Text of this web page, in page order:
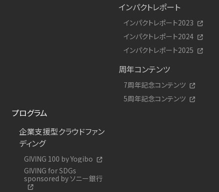
インパクトレポート
インパクトレポート2023
インパクトレポート2024
インパクトレポート2025
周年コンテンツ
7周年記念コンテンツ
5周年記念コンテンツ
プログラム
企業支援型クラウドファン
ディング
GIVING 100 by Yogibo
GIVING for SDGs
sponsored by ソニー銀行